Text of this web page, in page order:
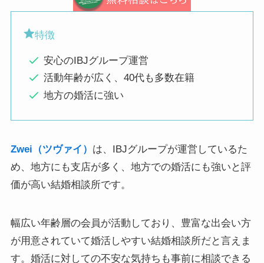
特徴
安心のIBJグループ運営
活動年齢が広く、40代も多数在籍
地方の婚活に強い
Zwei（ツヴァイ） は、IBJグループが運営しているた
め、地方にも支店が多く、地方での婚活にも強いと評
価が高い結婚相談所です。
幅広い年齢層の会員が活動しており、豊富な出会い方
が用意されていて婚活しやすい結婚相談所だと言えま
す。婚活に対しての不安な気持ちも事前に相談できる